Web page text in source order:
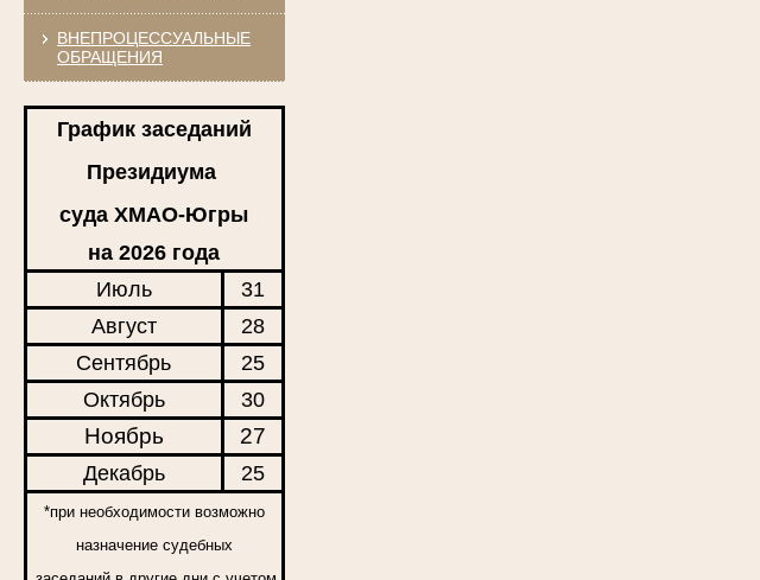
ВНЕПРОЦЕССУАЛЬНЫЕ
ОБРАЩЕНИЯ
График заседаний
Президиума
суда ХМАО-Югры
на 2026 года
Июль
31
Август
28
Сентябрь
25
Октябрь
30
Ноябрь 27
Декабрь 25
*при необходимости возможно
назначение судебных